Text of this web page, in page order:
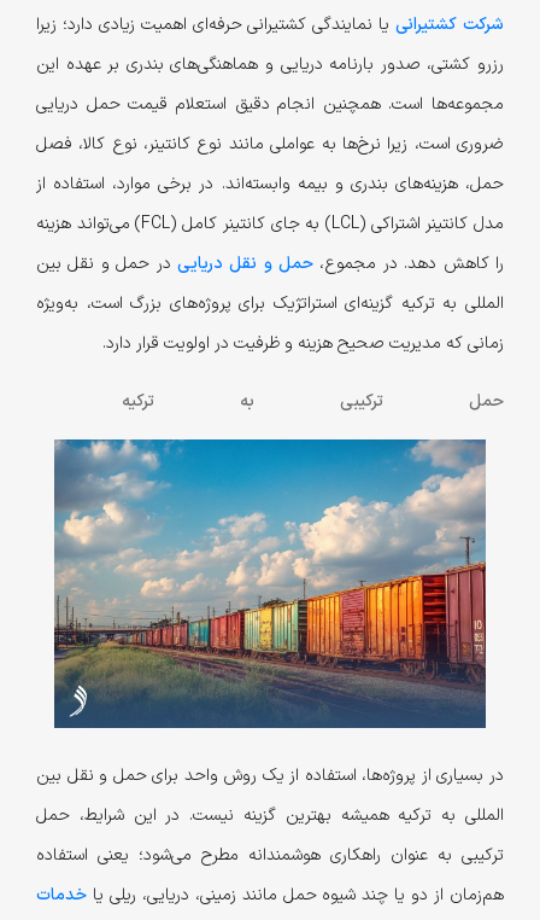
شرکت کشتیرانییا نمایندگی کشتیرانی حرفه‌ای اهمیت زیادی دارد؛ زیرا
رزرو کشتی، صدور بارنامه دریایی و هماهنگی‌های بندری بر عهده این
مجموعه‌ها است. همچنین انجام دقیق استعلام قیمت حمل دریایی
ضروری است، زیرا نرخ‌ها به عواملی مانند نوع کانتینر، نوع کالا، فصل
حمل، هزینه‌های بندری و بیمه وابسته‌اند. در برخی موارد، استفاده از
مدل کانتینر اشتراکی (LCL) به‌ جای کانتینر کامل (FCL) می‌تواند هزینه
را کاهش دهد. در مجموع، حمل و نقل دریایی در حمل و نقل بین
المللی به ترکیه گزینه‌ای استراتژیک برای پروژه‌های بزرگ است، به‌ویژه
زمانی که مدیریت صحیح هزینه و ظرفیت در اولویت قرار دارد.
حمل ترکیبی به ترکیه
در بسیاری از پروژه‌ها، استفاده از یک روش واحد برای حمل و نقل بین
المللی به ترکیه همیشه بهترین گزینه نیست. در این شرایط، حمل
ترکیبی به‌ عنوان راهکاری هوشمندانه مطرح می‌شود؛ یعنی استفاده
هم‌زمان از دو یا چند شیوه حمل مانند زمینی، دریایی، ریلی یا خدمات